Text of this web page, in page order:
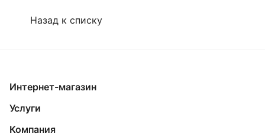
Назад к списку
Интернет-магазин
Услуги
Компания